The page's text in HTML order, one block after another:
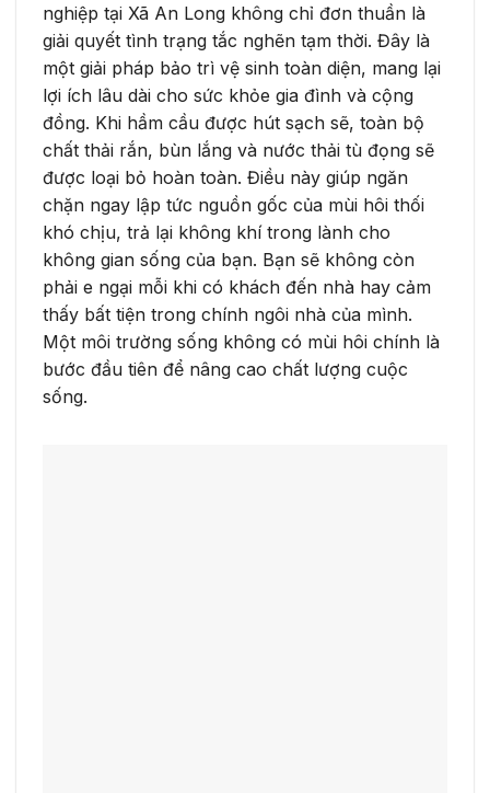
nghiệp tại Xã An Long không chỉ đơn thuần là
giải quyết tình trạng tắc nghẽn tạm thời. Đây là
một giải pháp bảo trì vệ sinh toàn diện, mang lại
lợi ích lâu dài cho sức khỏe gia đình và cộng
đồng. Khi hầm cầu được hút sạch sẽ, toàn bộ
chất thải rắn, bùn lắng và nước thải tù đọng sẽ
được loại bỏ hoàn toàn. Điều này giúp ngăn
chặn ngay lập tức nguồn gốc của mùi hôi thối
khó chịu, trả lại không khí trong lành cho
không gian sống của bạn. Bạn sẽ không còn
phải e ngại mỗi khi có khách đến nhà hay cảm
thấy bất tiện trong chính ngôi nhà của mình.
Một môi trường sống không có mùi hôi chính là
bước đầu tiên để nâng cao chất lượng cuộc
sống.